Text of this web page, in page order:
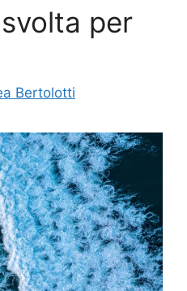
per
Bertolotti